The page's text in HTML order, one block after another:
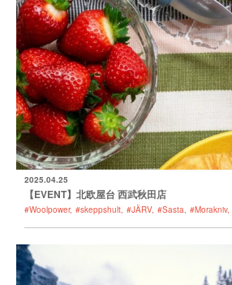
2025.04.25
【EVENT】北欧屋台 西武秋田店
#Woolpower #skeppshult #JÄRV #Sasta #Morakniv